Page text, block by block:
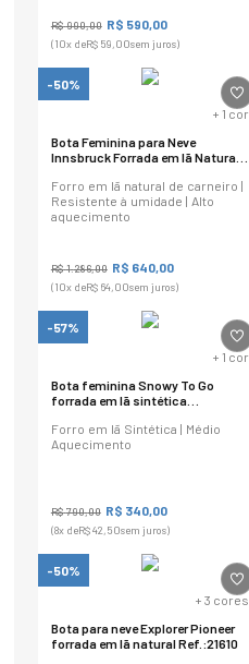
R$990,00 R$ 590,00
(10x deR$ 59,00sem juros)
-50%
+ 1 cor
Bota Feminina para Neve
Innsbruck Forrada em lã Natural
Forro em lã natural de carneiro |
Resistente à umidade | Alto
aquecimento
R$1.286,00 R$ 640,00
(10x deR$ 64,00sem juros)
-57%
+ 1 cor
Bota feminina Snowy To Go
forrada em lã sintética
Forro em lã Sintética | Médio
Aquecimento
R$790,00 R$ 340,00
(8x deR$42,50sem juros)
-50%
+ 3 cores
Bota para neve Explorer Pioneer
forrada em lã natural Ref.:21610